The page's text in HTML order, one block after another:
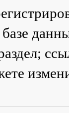
базе
;